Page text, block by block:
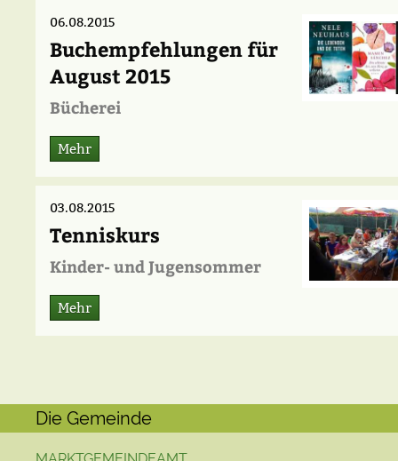
06.08.2015
Buchempfehlungen für
August 2015
Bücherei
Mehr
03.08.2015
Tenniskurs
Kinder- und Jugensommer
Mehr
Die Gemeinde